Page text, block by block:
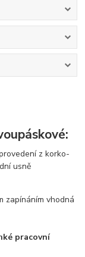
z korko-
usně
zapínáním vhodná
pracovní